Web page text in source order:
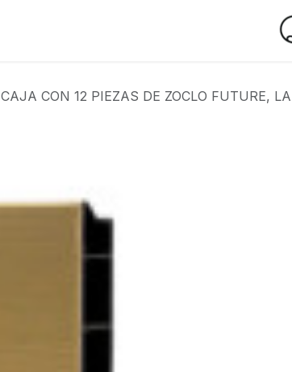
CAJA CON 12 PIEZAS DE ZOCLO FUTURE,